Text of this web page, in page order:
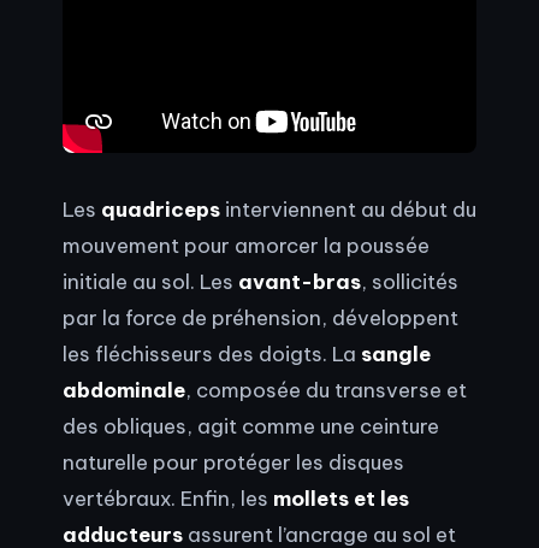
Les quadriceps interviennent au début du
mouvement pour amorcer la poussée
initiale au sol. Les avant-bras, sollicités
par la force de préhension, développent
les fléchisseurs des doigts. La sangle
abdominale, composée du transverse et
des obliques, agit comme une ceinture
naturelle pour protéger les disques
vertébraux. Enfin, les mollets et les
adducteurs assurent l’ancrage au sol et